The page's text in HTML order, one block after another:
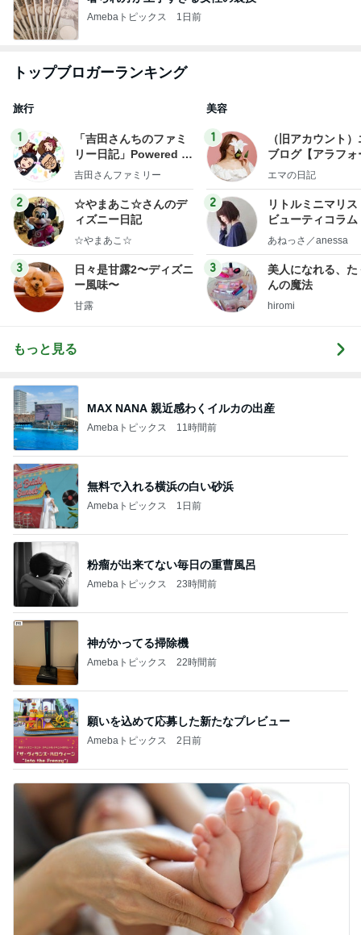
Amebaトピックス 1日前
トップブロガーランキング
旅行
1
「吉田さんちのファミ
リー日記」Powered b
y Ameba 吉田さんファ
ログ
吉田さんファミリー
2
☆やまあこ☆さんのデ
ィズニー日記
☆やまあこ☆
3
日々是甘露2〜ディズニ
ー風味〜
甘露
美容
1
（旧アカウント
ブログ【アラフォ
社売却セカンドラ
エマの日記
2
リトルミニマリス
ビューティコラ
little
あねっさ／anessa
3
美人になれる、た
んの魔法
hiromi
もっと見る
MAX NANA 親近感わくイルカの出産
Amebaトピックス 11時間前
無料で入れる横浜の白い砂浜
Amebaトピックス 1日前
粉瘤が出来てない毎日の重曹風呂
Amebaトピックス 23時間前
神がかってる掃除機
Amebaトピックス 22時間前
願いを込めて応募した新たなプレビュー
Amebaトピックス 2日前